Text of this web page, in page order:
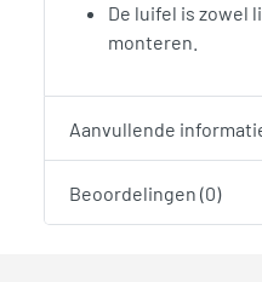
De luifel is zowel
monteren.
Aanvullende
Beoordelingen (0)